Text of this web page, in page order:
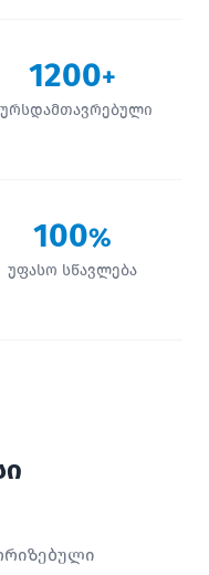
1200+
100%
უფასო სწავლება